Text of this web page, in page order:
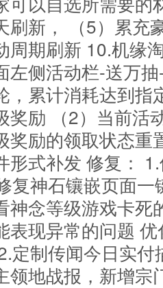
刷新， （5）累充
周期刷新 10.机缘
左侧活动栏-送万
，累计消耗达到
奖励 （2）当前活
奖励的领取状态重
形式补发 修复：
复神石镶嵌页面
神念等级游戏卡死
表现异常的问题
定制传闻今日实
领地战报，新增宗